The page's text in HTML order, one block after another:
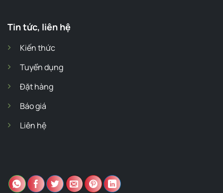
Tin tức, liên hệ
Kiến thức
Tuyển dụng
Đặt hàng
Báo giá
Liên hệ